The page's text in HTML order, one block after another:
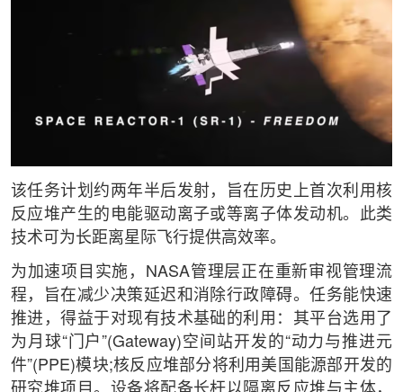
该任务计划约两年半后发射，旨在历史上首次利用核
反应堆产生的电能驱动离子或等离子体发动机。此类
技术可为长距离星际飞行提供高效率。
为加速项目实施，NASA管理层正在重新审视管理流
程，旨在减少决策延迟和消除行政障碍。任务能快速
推进，得益于对现有技术基础的利用：其平台选用了
为月球“门户”(Gateway)空间站开发的“动力与推进元
件”(PPE)模块;核反应堆部分将利用美国能源部开发的